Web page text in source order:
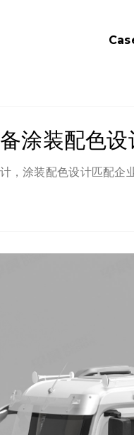
涂装配色设
，涂装配色设计匹配企